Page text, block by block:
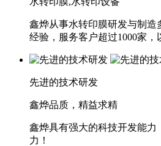
鑫烨从事水转印膜研发与制造
经验，服务客户超过1000家
先进的技术研发
鑫烨品质，精益求精
鑫烨具有强大的科技开发能力
力！